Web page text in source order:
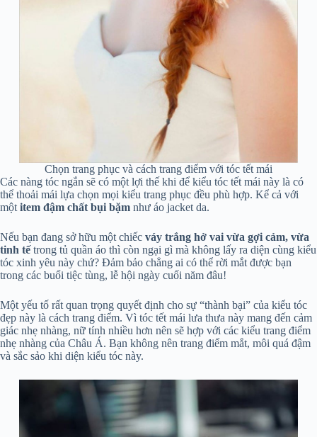
Chọn trang phục và cách trang điểm với tóc tết mái
Các nàng tóc ngắn sẽ có một lợi thế khi để kiểu tóc tết mái này là có
thể thoải mái lựa chọn mọi kiểu trang phục đều phù hợp. Kể cả với
một item đậm chất bụi bặm như áo jacket da.
Nếu bạn đang sở hữu một chiếc váy trắng hở vai vừa gợi cảm, vừa
tinh tếtrong tủ quần áo thì còn ngại gì mà không lấy ra diện cùng kiểu
tóc xinh yêu này chứ? Đảm bảo chẳng ai có thể rời mắt được bạn
trong các buổi tiệc tùng, lễ hội ngày cuối năm đâu!
Một yếu tố rất quan trọng quyết định cho sự “thành bại” của kiểu tóc
đẹp này là cách trang điểm. Vì tóc tết mái lưa thưa này mang đến cảm
giác nhẹ nhàng, nữ tính nhiều hơn nên sẽ hợp với các kiểu trang điểm
nhẹ nhàng của Châu Á. Bạn không nên trang điểm mắt, môi quá đậm
và sắc sảo khi diện kiểu tóc này.